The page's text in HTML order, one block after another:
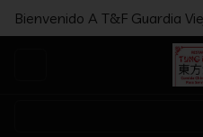
Bienvenido A T&F Guardia